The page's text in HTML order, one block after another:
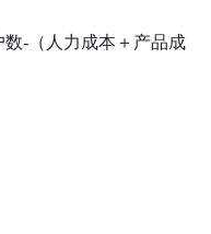
-（人力成本＋产品成